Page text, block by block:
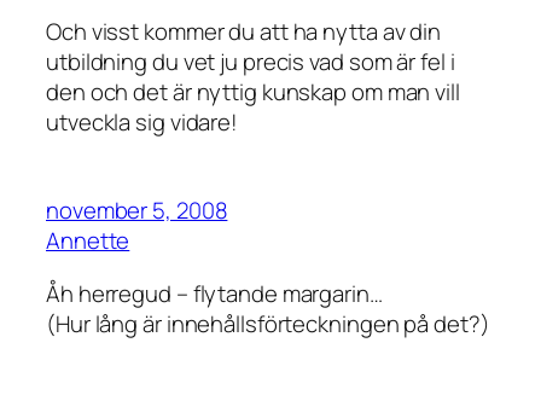
Och visst kommer du att ha nytta av din
utbildning du vet ju precis vad som är fel i
den och det är nyttig kunskap om man vill
utveckla sig vidare!
november 5, 2008
Annette
Åh herregud – flytande margarin…
(Hur lång är innehållsförteckningen på det?)